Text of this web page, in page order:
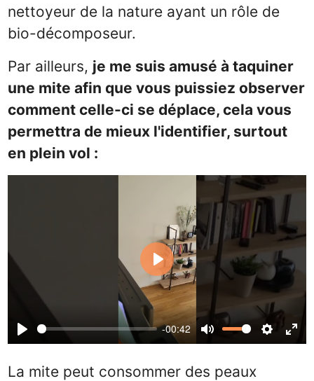
nettoyeur de la nature ayant un rôle de
bio-décomposeur.
Par ailleurs, je me suis amusé à taquiner
une mite afin que vous puissiez observer
comment celle-ci se déplace, cela vous
permettra de mieux l'identifier, surtout
en plein vol :
Play
-00:42
Mute
Play
La mite peut consommer des peaux